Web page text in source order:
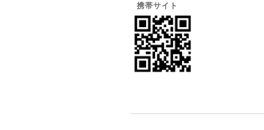
携帯サイト